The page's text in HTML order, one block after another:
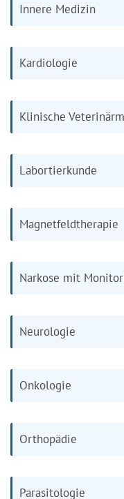
Innere Medizin
Kardiologie
Klinische
Labortierkunde
Magnetfeldtherapie
Narkose mit
Neurologie
Onkologie
Orthopädie
Parasitologie